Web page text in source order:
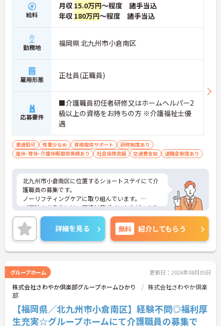
給料
月収 15.0万円～程度 諸手当込
年収 180万円～程度 諸手当込
勤務地 福岡県 北九州市小倉南区
雇用形態 正社員(正職員)
応募要件
■介護職員初任者研修又はホームヘルパー2
級以上の資格をお持ちの方 ※介護福祉士優
遇
車通勤可 残業少なめ 資格取得サポート
研修制度あり
産休･育休･介護休暇取得実績あり
社会保険完備 交通費支給 退職金制度あり
北九州市小倉南区に位置するショートステイにて介
護職員の募集です。
ノーリフティングケアに取り組んでいます。
ご興味のある方には、面接対策ポイントなど、さら
に詳細をお話しいたしますので、お気軽にご相談く
ださい。
詳細を見る 無料 紹介してもらう
グループホーム 更新日：2026年08月05日
株式会社さわやか倶楽部グループホームひかり
株式会社さわやか倶楽
部
【福岡県／北九州市小倉南区】経験不問◎福利厚
生充実☆グループホームにて介護職員の募集で